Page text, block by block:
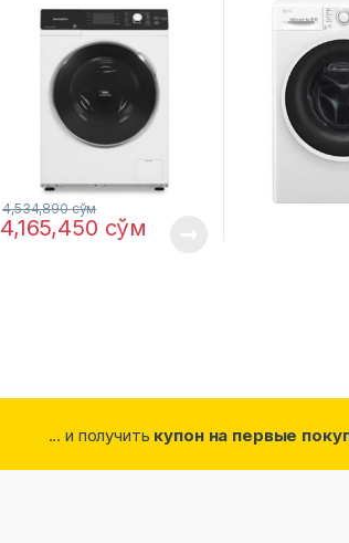
4,165,450 сўм
4,534,890сўм
... и получить купон на первые